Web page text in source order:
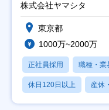
株式会社ヤマシタ
東京都
1000万~2000万
正社員採用 職種・業
休日120日以上 産休